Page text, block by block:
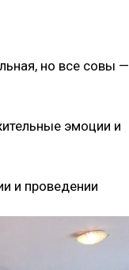
но все совы —
эмоции и
и проведении